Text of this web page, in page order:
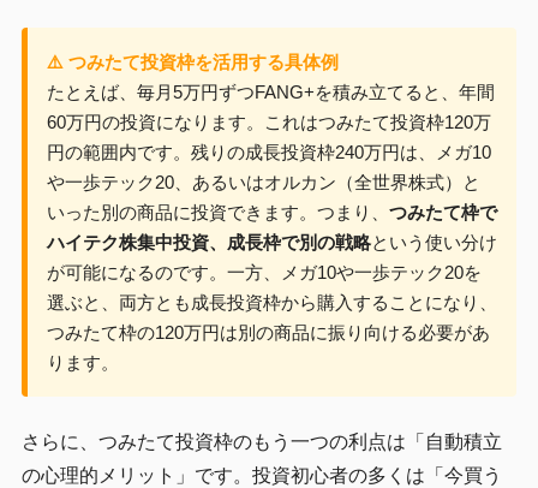
⚠️ つみたて投資枠を活用する具体例
たとえば、毎月5万円ずつFANG+を積み立てると、年間
60万円の投資になります。これはつみたて投資枠120万
円の範囲内です。残りの成長投資枠240万円は、メガ10
や一歩テック20、あるいはオルカン（全世界株式）と
いった別の商品に投資できます。つまり、 つみたて枠で
ハイテク株集中投資、成長枠で別の戦略という使い分け
が可能になるのです。一方、メガ10や一歩テック20を
選ぶと、両方とも成長投資枠から購入することになり、
つみたて枠の120万円は別の商品に振り向ける必要があ
ります。
さらに、つみたて投資枠のもう一つの利点は「自動積立
の心理的メリット」です。投資初心者の多くは「今買う